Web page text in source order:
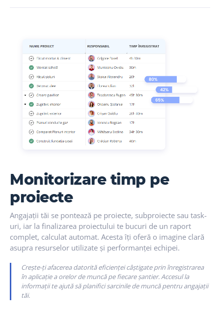
Monitorizare timp pe
proiecte
Angajații tăi se pontează pe proiecte, subproiecte sau task-
uri, iar la finalizarea proiectului te bucuri de un raport
complet, calculat automat. Acesta îți oferă o imagine clară
asupra resurselor utilizate și performanței echipei.
Crește-ți afacerea datorită eficienței câștigate prin înregistrarea
în aplicație a orelor de muncă pe fiecare șantier. Accesul la
informații te ajută să planifici sarcinile de muncă pentru angajații
tăi.